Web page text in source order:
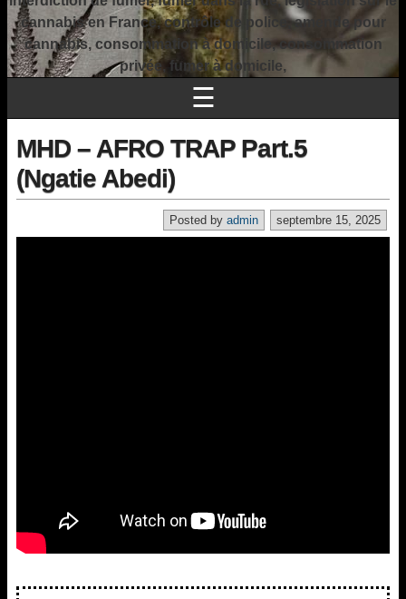
cannabis en France, contrôle de police, amende pour
cannabis, consommation à domicile, consommation
privée, fumer à domicile,
☰
MHD – AFRO TRAP Part.5
(Ngatie Abedi)
septembre 15, 2025
Posted by admin